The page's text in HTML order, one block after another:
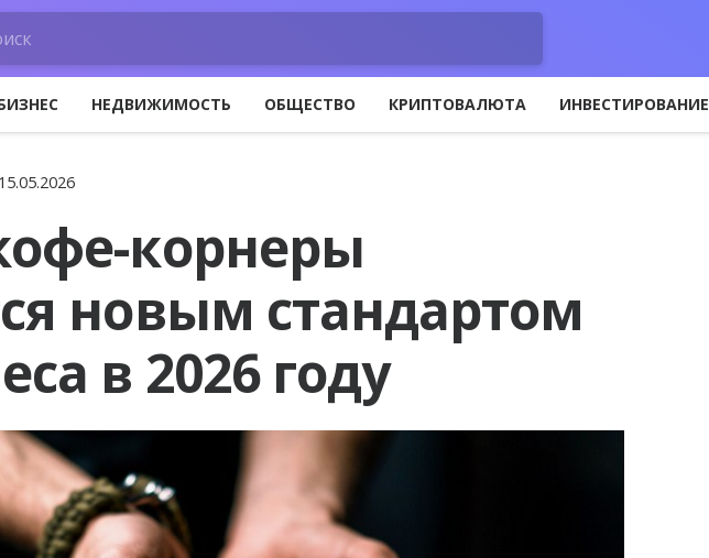
НЕДВИЖИМОСТЬ ОБЩЕСТВО КРИПТОВАЛЮТА ИНВЕСТИРОВАНИЕ
15.05.2026
корнеры
новым стандартом
в 2026 году